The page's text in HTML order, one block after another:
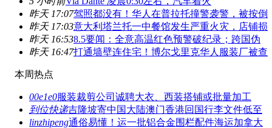
昨天 17:07驾照都没有！华人在普拉托撞警袭警，被按倒
昨天 17:03意大利塔兰托一中餐馆发生严重火灾，店铺损
昨天 16:538.5要闻：全意高温红色预警破纪录；跨国伪
昨天 16:47打通墙壁连住宅！博尔戈里克华人服装厂被查
本周热点
00e1e0服装裁剪公司诚聘大衣、西装搭铺或批量加工
到位快递吉隆坡寄中国大陆澳门香港回国行李文件低至
linzhipeng通俗易懂！运一批铝合金围栏配件海运加拿大